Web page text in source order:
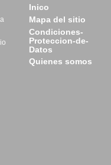
Inico
Mapa del sitio
Condiciones-
Proteccion-de-
Datos
Quienes somos